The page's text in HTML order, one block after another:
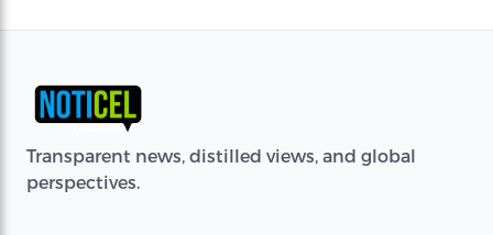
Transparent news, distilled views, and global
perspectives.